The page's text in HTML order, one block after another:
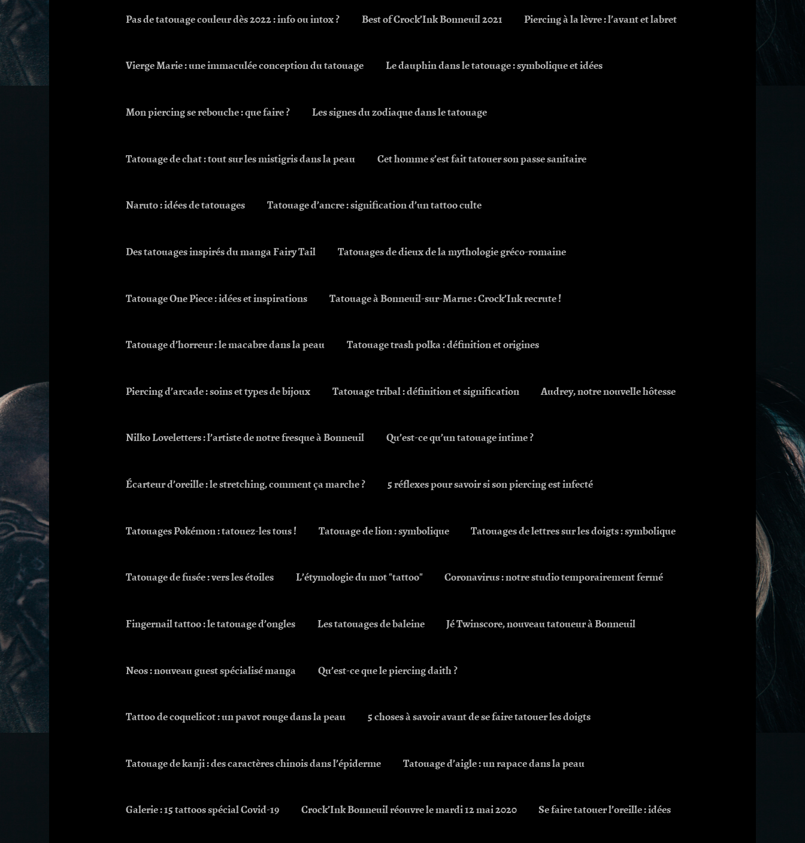
Pas de tatouage couleur dès 2022 : info ou intox ? Best of Crock’Ink Bonneuil 2021 Piercing à la lèvre : l’avant et labret
Vierge Marie : une immaculée conception du tatouage Le dauphin dans le tatouage : symbolique et idées
Mon piercing se rebouche : que faire ? Les signes du zodiaque dans le tatouage
Tatouage de chat : tout sur les mistigris dans la peau Cet homme s’est fait tatouer son passe sanitaire
Naruto : idées de tatouages Tatouage d’ancre : signification d’un tattoo culte
Des tatouages inspirés du manga Fairy Tail Tatouages de dieux de la mythologie gréco-romaine
Tatouage One Piece : idées et inspirations Tatouage à Bonneuil-sur-Marne : Crock’Ink recrute !
Tatouage d’horreur : le macabre dans la peau Tatouage trash polka : définition et origines
Piercing d’arcade : soins et types de bijoux Tatouage tribal : définition et signification Audrey, notre nouvelle hôtesse
Nilko Loveletters : l’artiste de notre fresque à Bonneuil Qu’est-ce qu’un tatouage intime ?
Écarteur d’oreille : le stretching, comment ça marche ? 5 réflexes pour savoir si son piercing est infecté
Tatouages Pokémon : tatouez-les tous ! Tatouage de lion : symbolique Tatouages de lettres sur les doigts : symbolique
Tatouage de fusée : vers les étoiles L’étymologie du mot "tattoo" Coronavirus : notre studio temporairement fermé
Fingernail tattoo : le tatouage d’ongles Les tatouages de baleine Jé Twinscore, nouveau tatoueur à Bonneuil
Neos : nouveau guest spécialisé manga Qu’est-ce que le piercing daith ?
Tattoo de coquelicot : un pavot rouge dans la peau 5 choses à savoir avant de se faire tatouer les doigts
Tatouage de kanji : des caractères chinois dans l’épiderme Tatouage d’aigle : un rapace dans la peau
Galerie : 15 tattoos spécial Covid-19 Crock’Ink Bonneuil réouvre le mardi 12 mai 2020 Se faire tatouer l’oreille : idées